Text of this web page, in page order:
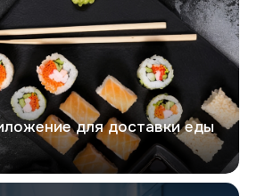
для доставки еды